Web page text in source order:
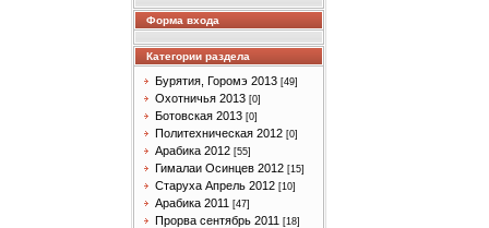
Форма входа
Категории раздела
Бурятия, Горомэ 2013 [49]
Охотничья 2013 [0]
Ботовская 2013 [0]
Политехническая 2012 [0]
Арабика 2012 [55]
Гималаи Осинцев 2012 [15]
Старуха Апрель 2012 [10]
Арабика 2011 [47]
Прорва сентябрь 2011 [18]